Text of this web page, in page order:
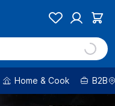
Home & Cook B2B